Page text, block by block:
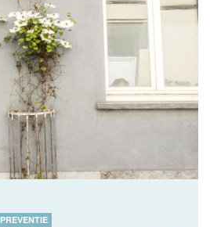
PREVENTIE